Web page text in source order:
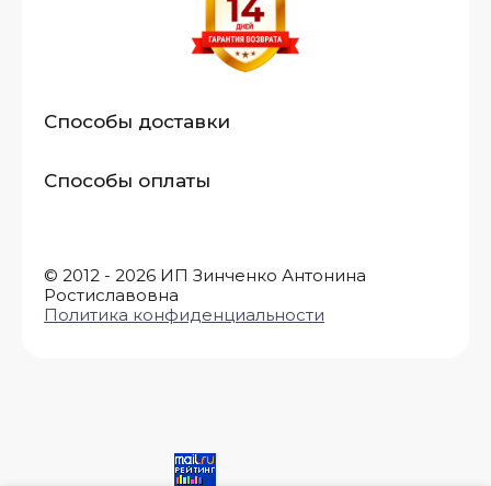
© 2012 - 2026 ИП Зинченко Антонина
Ростиславовна
Политика конфиденциальности
Способы доставки
Способы оплаты